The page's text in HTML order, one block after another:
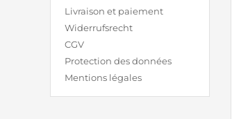
Livraison et paiement
Widerrufsrecht
CGV
Protection des données
Mentions légales